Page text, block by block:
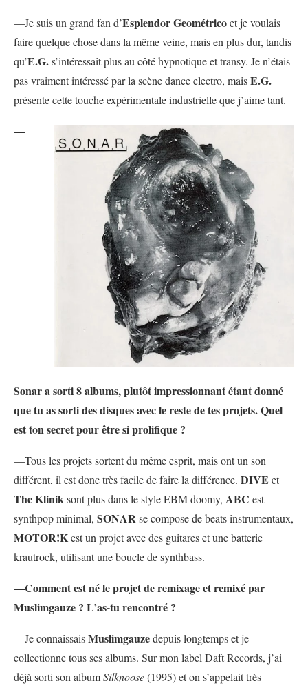
—Je suis un grand fan d’Esplendor Geométricoet je voulais
faire quelque chose dans la même veine, mais en plus dur, tandis
qu’E.G.s’intéressait plus au côté hypnotique et transy. Je n’étais
pas vraiment intéressé par la scène dance electro, maisE.G.
présente cette touche expérimentale industrielle que j’aime tant.
—
Sonar a sorti 8 albums, plutôt impressionnant étant donné
que tu as sorti des disques avec le reste de tes projets. Quel
est ton secret pour être si prolifique ?
—Tous les projets sortent du même esprit, mais ont un son
différent, il est donc très facile de faire la différence. DIVE et
The Kliniksont plus dans le style EBM doomy, ABC est
synthpop minimal, SONARse compose de beats instrumentaux,
MOTOR!Kest un projet avec des guitares et une batterie
krautrock, utilisant une boucle de synthbass.
—Comment est né le projet de remixage et remixé par
Muslimgauze ? L’as-tu rencontré ?
—Je connaissaisMuslimgauzedepuis longtemps et je
collectionne tous ses albums. Sur mon label Daft Records, j’ai
déjà sorti son albumSilknoose(1995) et on s’appelait très